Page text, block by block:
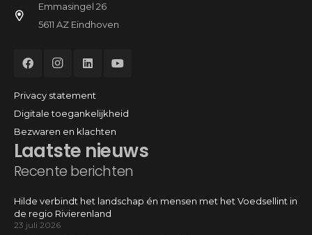
Laatste nieuws
Recente berichten
Hilde verbindt het landschap én mensen met het Voedsellint in
de regio Rivierenland
23 juli 2026
Emmasingel 26
5611 AZ Eindhoven
Privacy statement
Digitale toegankelijkheid
Bezwaren en klachten